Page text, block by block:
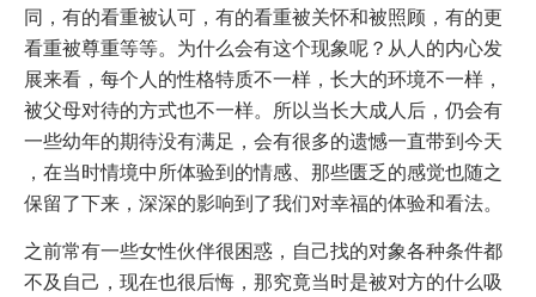
同，有的看重被认可，有的看重被关怀和被照顾，有的更
看重被尊重等等。为什么会有这个现象呢？从人的内心发
展来看，每个人的性格特质不一样，长大的环境不一样，
被父母对待的方式也不一样。所以当长大成人后，仍会有
一些幼年的期待没有满足，会有很多的遗憾一直带到今天
，在当时情境中所体验到的情感、那些匮乏的感觉也随之
保留了下来，深深的影响到了我们对幸福的体验和看法。
之前常有一些女性伙伴很困惑，自己找的对象各种条件都
不及自己，现在也很后悔，那究竟当时是被对方的什么吸